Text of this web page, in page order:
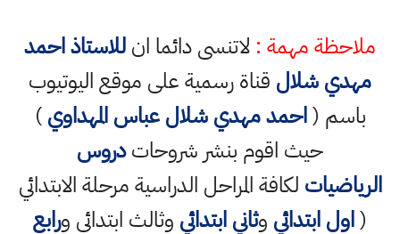
ملاحظة مهمة : لاتنسى دائما انللاستاذ احمد
مهدي شلال قناة رسمية على موقع اليوتيوب
باسم (احمد مهدي شلال عباس المهداوي)
حيث اقوم بنشر شروحاتدروس
الرياضيات لكافة المراحل الدراسية مرحلة الابتدائي
(اول ابتدائي وثاني ابتدائي وثالث ابتدائي ورابع